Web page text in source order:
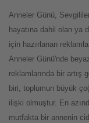
Anneler Günü,
hayatına dahil olan ya
için hazırlanan
Anneler Günü'nde
reklamlarında bir artış
biri, toplumun büyük
ilişki olmuştur. En
mutfakta bir annenin